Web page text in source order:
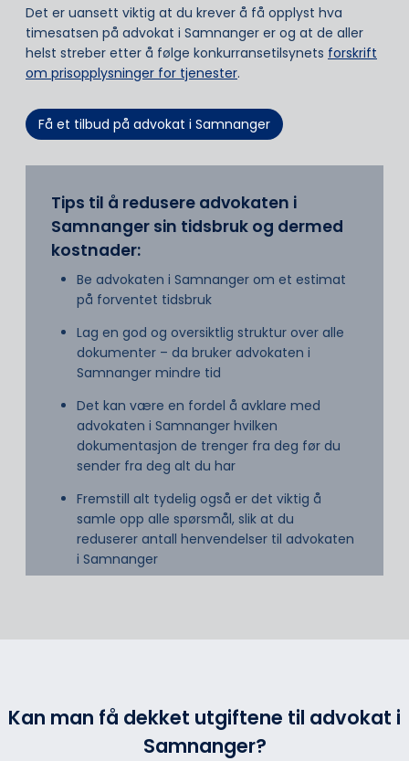
Det er uansett viktig at du krever å få opplyst hva
timesatsen på advokat i Samnanger er og at de aller
helst streber etter å følge konkurransetilsynets forskrift
om prisopplysninger for tjenester.
Få et tilbud på advokat i Samnanger
Tips til å redusere advokaten i
Samnanger sin tidsbruk og dermed
kostnader:
Be advokaten i Samnanger om et estimat
på forventet tidsbruk
Lag en god og oversiktlig struktur over alle
dokumenter – da bruker advokaten i
Samnanger mindre tid
Det kan være en fordel å avklare med
advokaten i Samnanger hvilken
dokumentasjon de trenger fra deg før du
sender fra deg alt du har
Fremstill alt tydelig også er det viktig å
samle opp alle spørsmål, slik at du
reduserer antall henvendelser til advokaten
i Samnanger
Kan man få dekket utgiftene til advokat i
Samnanger?